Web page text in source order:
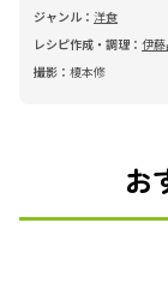
ジャンル： 洋食
レシピ作成・調理： 伊
撮影： 榎本修
お